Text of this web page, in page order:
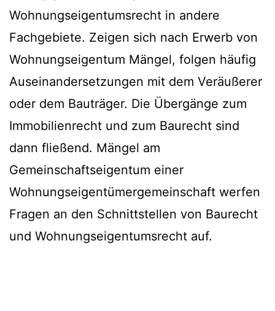
Wohnungseigentumsrecht in andere
Fachgebiete. Zeigen sich nach Erwerb von
Wohnungseigentum Mängel, folgen häufig
Auseinandersetzungen mit dem Veräußerer
oder dem Bauträger. Die Übergänge zum
Immobilienrecht und zum Baurecht sind
dann fließend. Mängel am
Gemeinschaftseigentum einer
Wohnungseigentümergemeinschaft werfen
Fragen an den Schnittstellen von Baurecht
und Wohnungseigentumsrecht auf.